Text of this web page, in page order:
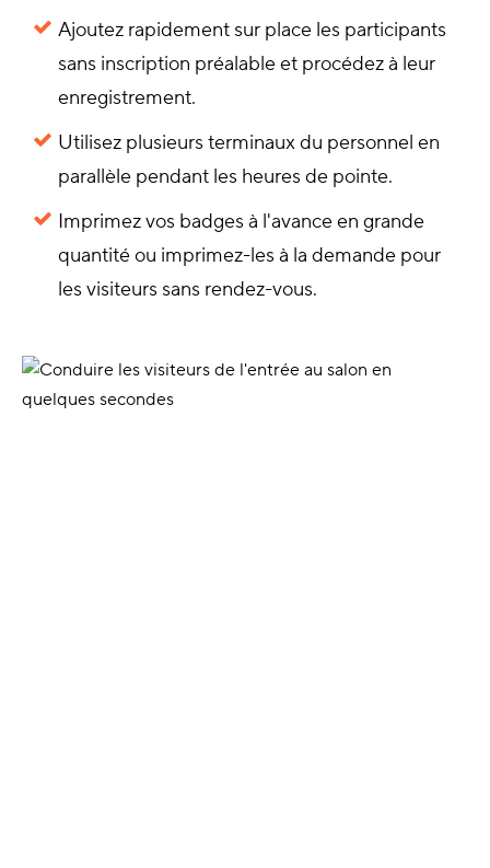
Ajoutez rapidement sur place les participants
sans inscription préalable et procédez à leur
enregistrement.
Utilisez plusieurs terminaux du personnel en
parallèle pendant les heures de pointe.
Imprimez vos badges à l'avance en grande
quantité ou imprimez-les à la demande pour
les visiteurs sans rendez-vous.